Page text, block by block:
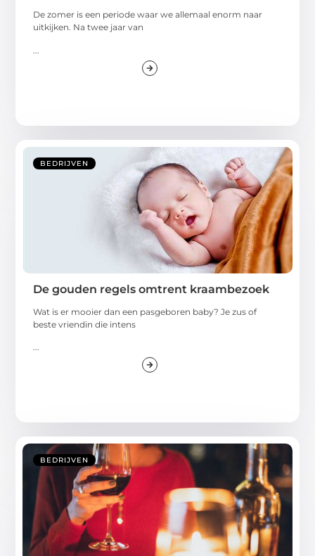
De zomer is een periode waar we allemaal enorm naar
uitkijken. Na twee jaar van
BEDRIJVEN
De gouden regels omtrent kraambezoek
Wat is er mooier dan een pasgeboren baby? Je zus of
beste vriendin die intens
...
BEDRIJVEN